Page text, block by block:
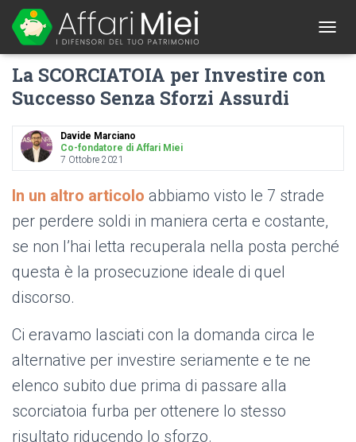
O
N
O
La SCORCIATOIA per Investire con
Successo Senza Sforzi Assurdi
Davide Marciano
Co-fondatore di Affari Miei
7 Ottobre 2021
In un altro articolo abbiamo visto le 7 strade
per perdere soldi in maniera certa e costante,
se non l’hai letta recuperala nella posta perché
questa è la prosecuzione ideale di quel
discorso.
Ci eravamo lasciati con la domanda circa le
alternative per investire seriamente e te ne
elenco subito due prima di passare alla
scorciatoia furba per ottenere lo stesso
risultato riducendo lo sforzo.